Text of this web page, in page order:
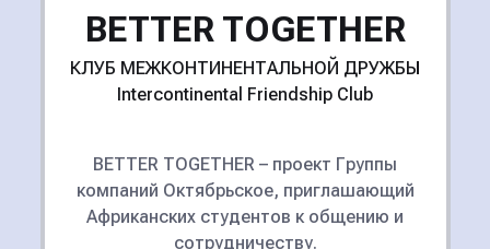
BETTER TOGETHER
КЛУБ МЕЖКОНТИНЕНТАЛЬНОЙ ДРУЖБЫ
Intercontinental Friendship Club
BETTER TOGETHER – проект Группы
компаний Октябрьское, приглашающий
Африканских студентов к общению и
сотрудничеству.